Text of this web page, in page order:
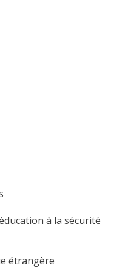
à la sécurité
étrangère